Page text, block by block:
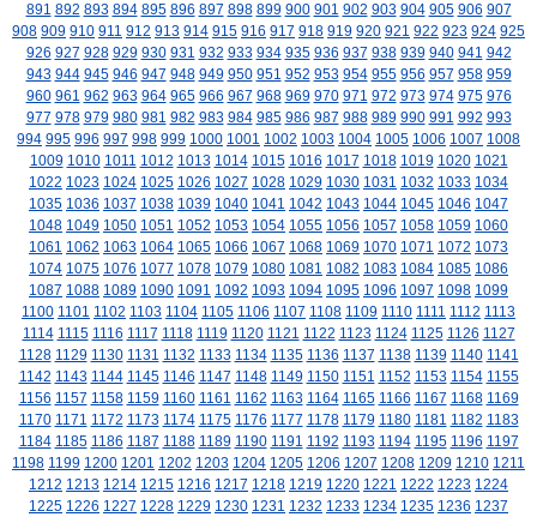
891 892 893 894 895 896 897 898 899 900 901 902 903 904 905 906 907
908 909 910 911 912 913 914 915 916 917 918 919 920 921 922 923 924 925
926 927 928 929 930 931 932 933 934 935 936 937 938 939 940 941 942
943 944 945 946 947 948 949 950 951 952 953 954 955 956 957 958 959
960 961 962 963 964 965 966 967 968 969 970 971 972 973 974 975 976
977 978 979 980 981 982 983 984 985 986 987 988 989 990 991 992 993
994 995 996 997 998 999 1000 1001 1002 1003 1004 1005 1006 1007 1008
1009 1010 1011 1012 1013 1014 1015 1016 1017 1018 1019 1020 1021
1022 1023 1024 1025 1026 1027 1028 1029 1030 1031 1032 1033 1034
1035 1036 1037 1038 1039 1040 1041 1042 1043 1044 1045 1046 1047
1048 1049 1050 1051 1052 1053 1054 1055 1056 1057 1058 1059 1060
1061 1062 1063 1064 1065 1066 1067 1068 1069 1070 1071 1072 1073
1074 1075 1076 1077 1078 1079 1080 1081 1082 1083 1084 1085 1086
1087 1088 1089 1090 1091 1092 1093 1094 1095 1096 1097 1098 1099
1100 1101 1102 1103 1104 1105 1106 1107 1108 1109 1110 1111 1112 1113
1114 1115 1116 1117 1118 1119 1120 1121 1122 1123 1124 1125 1126 1127
1128 1129 1130 1131 1132 1133 1134 1135 1136 1137 1138 1139 1140 1141
1142 1143 1144 1145 1146 1147 1148 1149 1150 1151 1152 1153 1154 1155
1156 1157 1158 1159 1160 1161 1162 1163 1164 1165 1166 1167 1168 1169
1170 1171 1172 1173 1174 1175 1176 1177 1178 1179 1180 1181 1182 1183
1184 1185 1186 1187 1188 1189 1190 1191 1192 1193 1194 1195 1196 1197
1198 1199 1200 1201 1202 1203 1204 1205 1206 1207 1208 1209 1210 1211
1212 1213 1214 1215 1216 1217 1218 1219 1220 1221 1222 1223 1224
1225 1226 1227 1228 1229 1230 1231 1232 1233 1234 1235 1236 1237